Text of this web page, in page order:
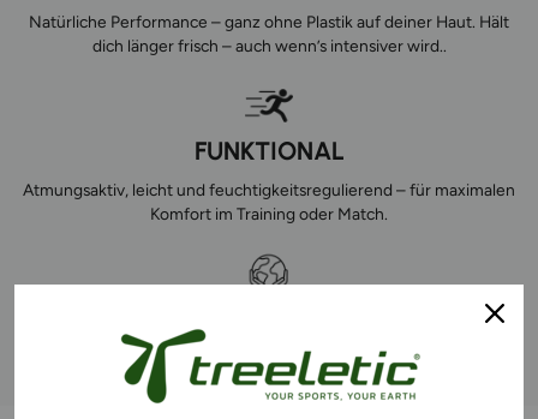
Natürliche Performance – ganz ohne Plastik auf deiner Haut. Hält
dich länger frisch – auch wenn’s intensiver wird..
FUNKTIONAL
Atmungsaktiv, leicht und feuchtigkeitsregulierend – für maximalen
Komfort im Training oder Match.
Unsere Materialien reduzieren bis zu 80 % Co2 und schonen
natürliche Ressourcen. So verbindest du Sport mit Impact.